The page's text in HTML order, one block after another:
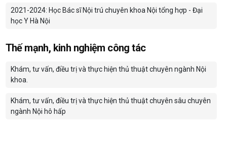
2021-2024: Học Bác sĩ Nội trú chuyên khoa Nội tổng hợp - Đại
học Y Hà Nội
Thế mạnh, kinh nghiệm công tác
Khám, tư vấn, điều trị và thực hiện thủ thuật chuyên ngành Nội
khoa.
Khám, tư vấn, điều trị và thực hiện thủ thuật chuyên sâu chuyên
ngành Nội hô hấp